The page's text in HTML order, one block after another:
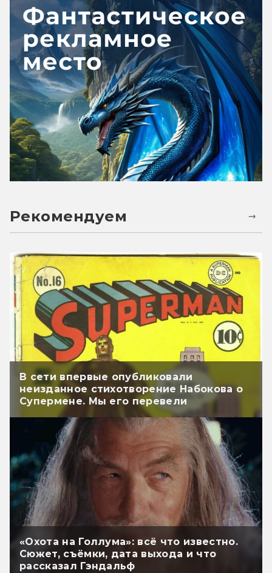
Рекомендуем
В сети впервые опубликовали
неизданное стихотворение Набокова о
Супермене. Мы его перевели
«Охота на Голлума»: всё что известно.
Сюжет, съёмки, дата выхода и что
рассказал Гэндальф